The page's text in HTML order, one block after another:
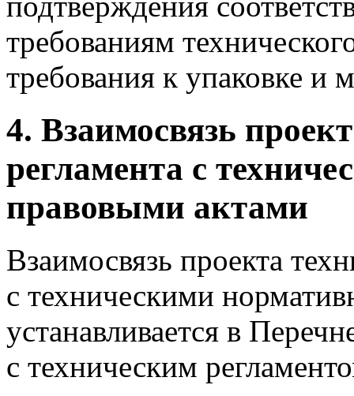
требованиям
требования к упаковке и
4. Взаимосвязь
регламента с
правовыми актами
Взаимосвязь проекта
с техническими
устанавливается в
с техническим